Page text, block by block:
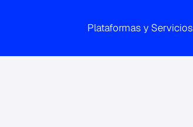
Plataformas y Servicios